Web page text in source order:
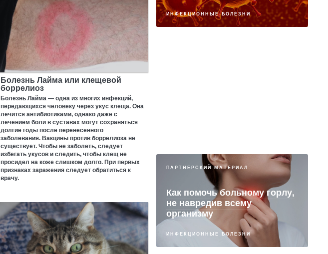
Болезнь Лайма или клещевой
боррелиоз
Болезнь Лайма — одна из многих инфекций,
передающихся человеку через укус клеща. Она
лечится антибиотиками, однако даже с
лечением боли в суставах могут сохраняться
долгие годы после перенесенного
заболевания. Вакцины против боррелиоза не
существует. Чтобы не заболеть, следует
избегать укусов и следить, чтобы клещ не
просидел на коже слишком долго. При первых
признаках заражения следует обратиться к
врачу.
ИНФЕКЦИОННЫЕ БОЛЕЗНИ
ПАРТНЕРСКИЙ МАТЕРИАЛ
Как помочь больному горлу,
не навредив всему
организму
ИНФЕКЦИОННЫЕ БОЛЕЗНИ